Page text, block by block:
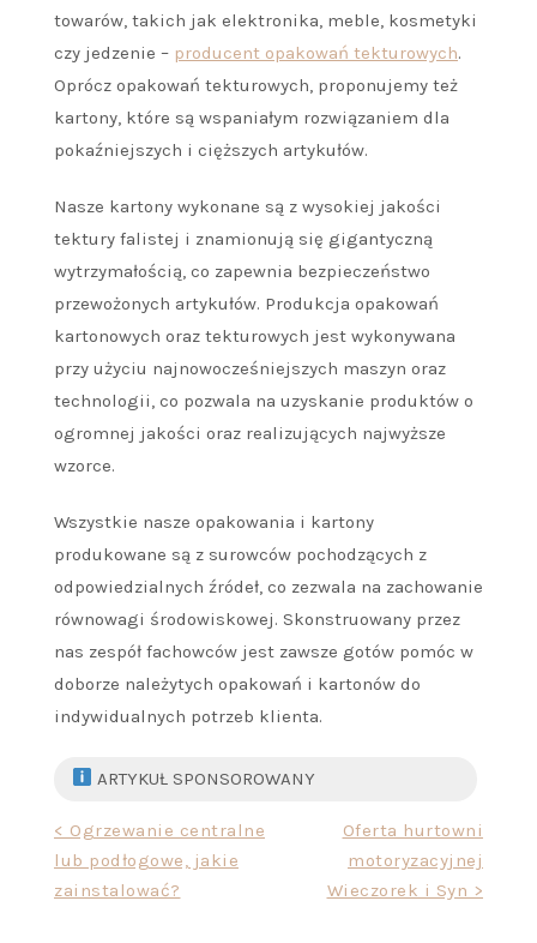
towarów, takich jak elektronika, meble, kosmetyki
czy jedzenie – producent opakowań tekturowych.
Oprócz opakowań tekturowych, proponujemy też
kartony, które są wspaniałym rozwiązaniem dla
pokaźniejszych i cięższych artykułów.
Nasze kartony wykonane są z wysokiej jakości
tektury falistej i znamionują się gigantyczną
wytrzymałością, co zapewnia bezpieczeństwo
przewożonych artykułów. Produkcja opakowań
kartonowych oraz tekturowych jest wykonywana
przy użyciu najnowocześniejszych maszyn oraz
technologii, co pozwala na uzyskanie produktów o
ogromnej jakości oraz realizujących najwyższe
wzorce.
Wszystkie nasze opakowania i kartony
produkowane są z surowców pochodzących z
odpowiedzialnych źródeł, co zezwala na zachowanie
równowagi środowiskowej. Skonstruowany przez
nas zespół fachowców jest zawsze gotów pomóc w
doborze należytych opakowań i kartonów do
indywidualnych potrzeb klienta.
ARTYKUŁ SPONSOROWANY
Nawigacja
wpisu
< Ogrzewanie centralne
lub podłogowe, jakie
zainstalować?
Oferta hurtowni
motoryzacyjnej
Wieczorek i Syn >